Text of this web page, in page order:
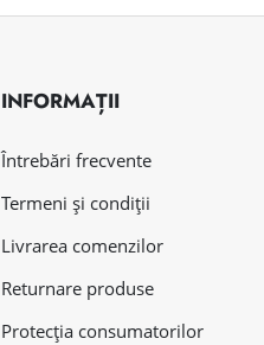
INFORMAȚII
Întrebări frecvente
Termeni și condiții
Livrarea comenzilor
Returnare produse
Protecția consumatorilor